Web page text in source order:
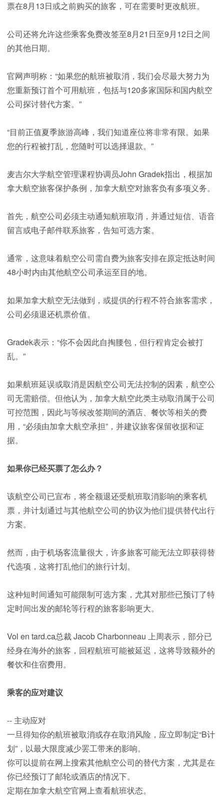
票在8月13日或之前购买的旅客，可在需要时更改航班。
公司还将允许这些乘客免费改签至8月21日至9月12日之间
的其他日期。
官网声明称：“如果您的航班被取消，我们会尽最大努力为
您重新预订首个可用航班，包括与120多家国际和国内航空
公司探讨替代方案。”
“目前正值夏季旅游高峰，我们知道座位将非常有限。如果
您的行程被打乱，您随时可以选择退款。”
麦吉尔大学航空管理课程协调员John Gradek指出，根据加
拿大航空旅客保护条例，加拿大航空对旅客负有多项义务。
首先，航空公司必须主动通知航班取消，并通过短信、语音
留言或电子邮件联系旅客，告知可选方案。
通常，这意味着航空公司需自费为旅客安排在原定抵达时间
48小时内由其他航空公司承运至目的地。
如果加拿大航空无法做到，或提供的行程不符合旅客需求，
公司必须退还机票价值。
Gradek表示：“你不会因此自掏腰包，但行程肯定会被打
乱。”
如果航班延误或取消是因航空公司无法控制的因素，航空公
司无需赔偿。但他认为，加拿大航空此类主动取消属于公司
可控范围，因此与等候改签期间的酒店、餐饮等相关的费
用，“必须由加拿大航空承担”，并建议旅客保留收据和证
据。
如果你已经买票了怎么办？
该航空公司已宣布，将全额退还受航班取消影响的乘客机
票，并计划通过与其他航空公司的协议为他们提供替代出行
方案。
然而，由于机场客流量很大，许多旅客可能无法立即获得替
代选项，这将打乱他们的旅行计划。
这种短时间通知可能限制可选方案，尤其对那些已预订了特
定时间出发的邮轮等行程的旅客影响更大。
Vol en tard.ca总裁 Jacob Charbonneau 上周表示，部分已
经身在海外的旅客，回程航班可能被延迟，这将导致额外的
餐饮和住宿费用。
乘客的应对建议
-- 主动应对
一旦得知你的航班被取消或存在取消风险，应立即制定“B计
划”，以最大限度减少罢工带来的影响。
你可以提前在网上搜索其他航空公司的替代方案，尤其是在
你已经预订了邮轮或酒店的情况下。
定期在加拿大航空官网上查看航班状态。